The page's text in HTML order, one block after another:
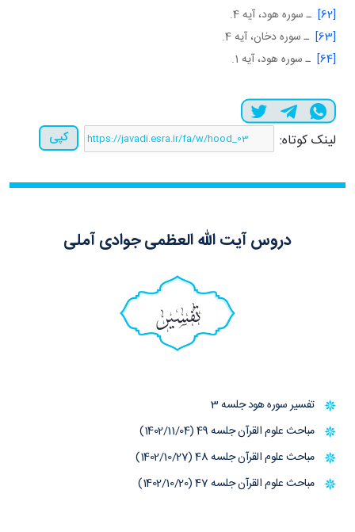
[62]
ـ سوره هود، آيه 4.
[63]
ـ سوره دخان، آيه 4.
[64]
ـ سوره هود، آيه 1.
لینک کوتاه: کپی
دروس آیت الله العظمی جوادی آملی
تفسیر
تفسیر سوره هود جلسه 3
مباحث علوم القرآن جلسه 49 (1402/11/04)
مباحث علوم القرآن جلسه 48 (1402/10/27)
مباحث علوم القرآن جلسه 47 (1402/10/20)